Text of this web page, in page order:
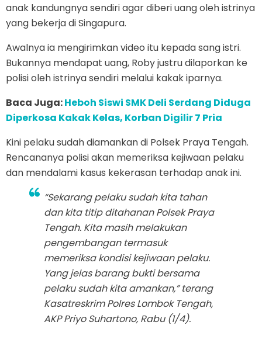
anak kandungnya sendiri agar diberi uang oleh istrinya
yang bekerja di Singapura.
Awalnya ia mengirimkan video itu kepada sang istri.
Bukannya mendapat uang, Roby justru dilaporkan ke
polisi oleh istrinya sendiri melalui kakak iparnya.
Baca Juga:Heboh Siswi SMK Deli Serdang Diduga
Diperkosa Kakak Kelas, Korban Digilir 7 Pria
Kini pelaku sudah diamankan di Polsek Praya Tengah.
Rencananya polisi akan memeriksa kejiwaan pelaku
dan mendalami kasus kekerasan terhadap anak ini.
“Sekarang pelaku sudah kita tahan
dan kita titip ditahanan Polsek Praya
Tengah. Kita masih melakukan
pengembangan termasuk
memeriksa kondisi kejiwaan pelaku.
Yang jelas barang bukti bersama
pelaku sudah kita amankan,” terang
Kasatreskrim Polres Lombok Tengah,
AKP Priyo Suhartono, Rabu (1/4).